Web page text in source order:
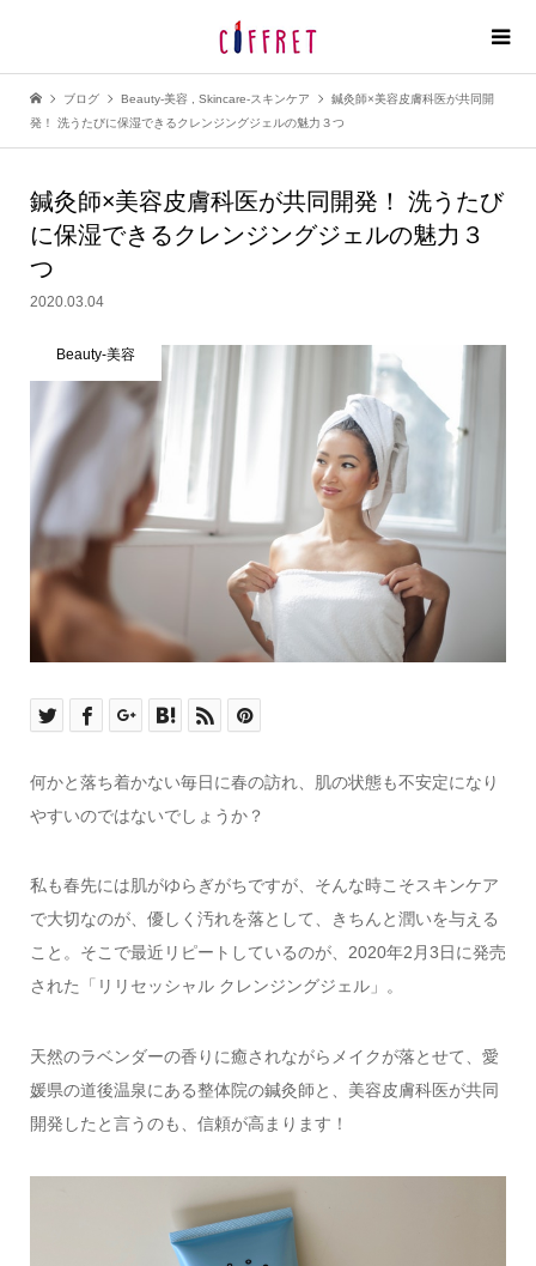
ブログ Beauty-美容 Skincare-スキンケア
鍼灸師×美容皮膚科医が共同開
発！ 洗うたびに保湿できるクレンジングジェルの魅力３つ
鍼灸師×美容皮膚科医が共同開発！ 洗うたび
に保湿できるクレンジングジェルの魅力３
つ
2020.03.04
Beauty-美容
何かと落ち着かない毎日に春の訪れ、肌の状態も不安定になり
やすいのではないでしょうか？
私も春先には肌がゆらぎがちですが、そんな時こそスキンケア
で大切なのが、優しく汚れを落として、きちんと潤いを与える
こと。そこで最近リピートしているのが、2020年2月3日に発売
された「リリセッシャル クレンジングジェル」。
天然のラベンダーの香りに癒されながらメイクが落とせて、愛
媛県の道後温泉にある整体院の鍼灸師と、美容皮膚科医が共同
開発したと言うのも、信頼が高まります！